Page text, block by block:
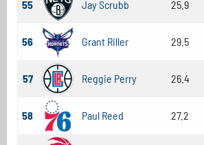
55 Jay Scrubb 25.9
56 Grant Riller 29.5
57 Reggie Perry 26.4
58 Paul Reed 27.2